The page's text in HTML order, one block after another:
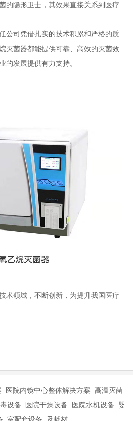
的隐形卫士，其效果直接关系到医疗
公司凭借扎实的技术积累和严格的质
灭菌器都能提供可靠、高效的灭菌效
的发展提供有力支持。
术领域，不断创新，为提升我国医疗
医院内镜中心整体解决方案 高温灭菌
设备 医院干燥设备 医院水机设备 婴